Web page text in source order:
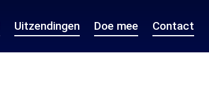
Uitzendingen Doe mee Contact